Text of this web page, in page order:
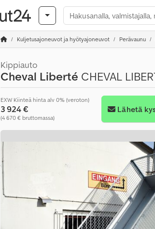
Kuljetusajoneuvot ja hyötyajoneuvot Perävaunu
Kippiauto
Cheval Liberté CHEVAL
EXW Kiinteä hinta alv 0% (veroton)
3 924 €
(4 670 € bruttomassa)
Lähetä